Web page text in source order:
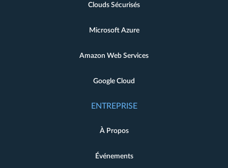
Clouds Sécurisés
Microsoft Azure
Amazon Web Services
Google Cloud
ENTREPRISE
À Propos
Événements